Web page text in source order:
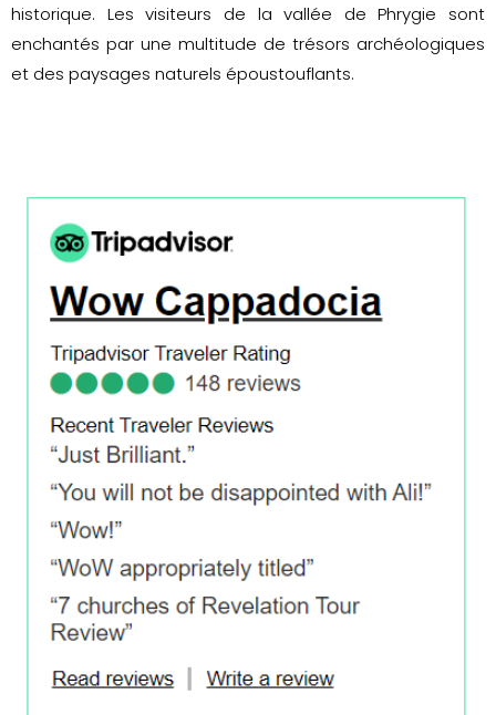
historique. Les visiteurs de la vallée de Phrygie sont
enchantés par une multitude de trésors archéologiques
et des paysages naturels époustouflants.